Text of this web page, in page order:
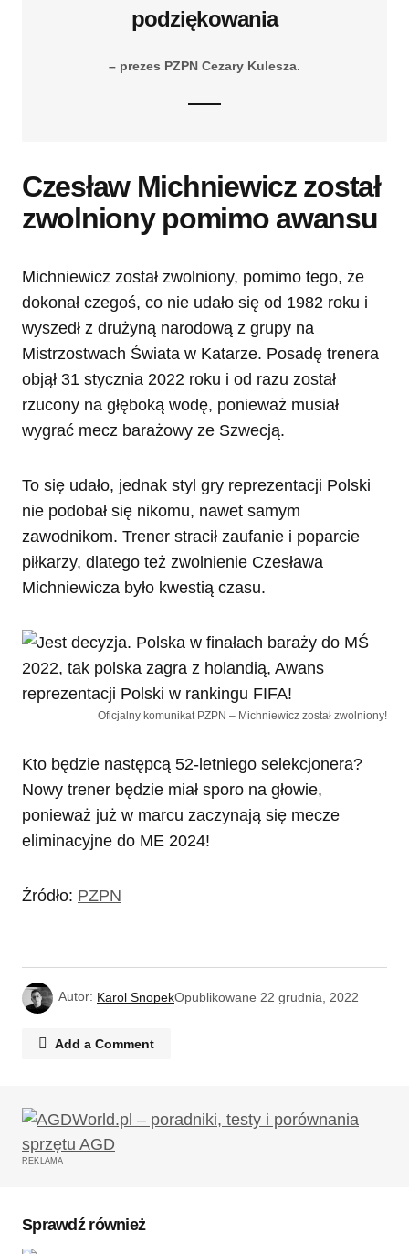
podziękowania
– prezes PZPN Cezary Kulesza.
Czesław Michniewicz został
zwolniony pomimo awansu
Michniewicz został zwolniony, pomimo tego, że
dokonał czegoś, co nie udało się od 1982 roku i
wyszedł z drużyną narodową z grupy na
Mistrzostwach Świata w Katarze. Posadę trenera
objął 31 stycznia 2022 roku i od razu został
rzucony na głęboką wodę, ponieważ musiał
wygrać mecz barażowy ze Szwecją.
To się udało, jednak styl gry reprezentacji Polski
nie podobał się nikomu, nawet samym
zawodnikom. Trener stracił zaufanie i poparcie
piłkarzy, dlatego też zwolnienie Czesława
Michniewicza było kwestią czasu.
Oficjalny komunikat PZPN – Michniewicz został zwolniony!
Kto będzie następcą 52-letniego selekcjonera?
Nowy trener będzie miał sporo na głowie,
ponieważ już w marcu zaczynają się mecze
eliminacyjne do ME 2024!
Źródło: PZPN
Autor: Karol SnopekOpublikowane 22 grudnia, 2022
Add a Comment
Twój adres email nie zostanie opublikowany.
Wymagane pola są oznaczone
REKLAMA
Sprawdź również